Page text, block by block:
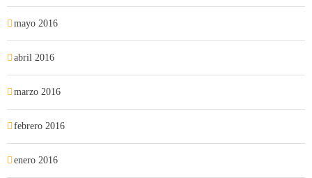
mayo 2016
abril 2016
marzo 2016
febrero 2016
enero 2016